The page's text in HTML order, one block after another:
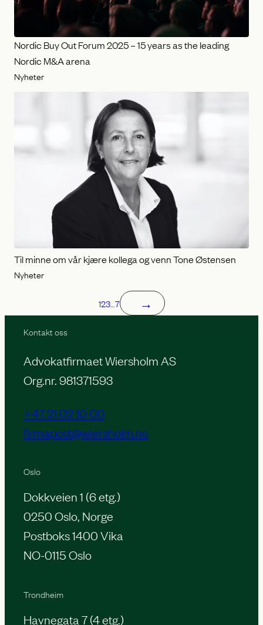
Nordic Buy Out Forum 2025 – 15 years as the leading
Nordic M&A arena
Nyheter
Til minne om vår kjære kollega og venn Tone Østensen
Nyheter
123… 7 →
Kontakt oss
Advokatfirmaet Wiersholm AS
Org.nr. 981371593
+47 21 02 10 00
firmapost@wiersholm.no
Oslo
Dokkveien 1 (6 etg.)
0250 Oslo, Norge
Postboks 1400 Vika
NO-0115 Oslo
Trondheim
Havnegata 7 (4 etg.)